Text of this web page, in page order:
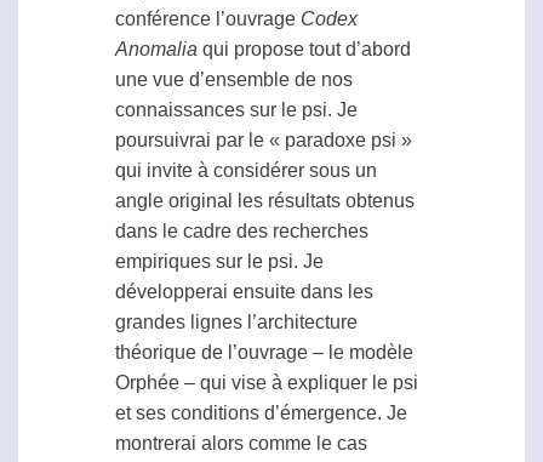
conférence l’ouvrage Codex
Anomalia qui propose tout d’abord
une vue d’ensemble de nos
connaissances sur le psi. Je
poursuivrai par le « paradoxe psi »
qui invite à considérer sous un
angle original les résultats obtenus
dans le cadre des recherches
empiriques sur le psi. Je
développerai ensuite dans les
grandes lignes l’architecture
théorique de l’ouvrage – le modèle
Orphée – qui vise à expliquer le psi
et ses conditions d’émergence. Je
montrerai alors comme le cas